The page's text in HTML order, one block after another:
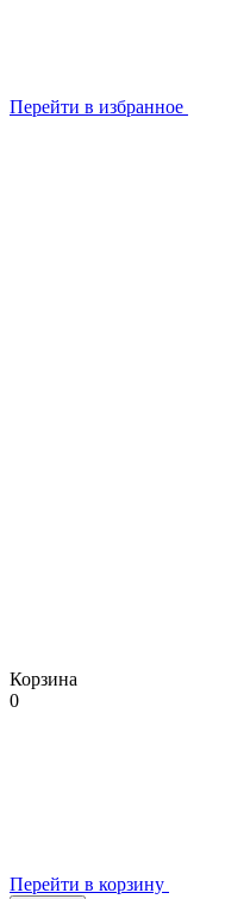
Перейти в избранное
Корзина
0
Перейти в корзину